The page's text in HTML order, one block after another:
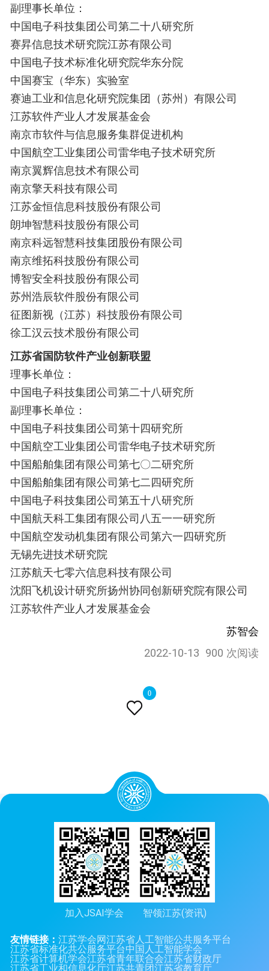

0
副理事长单位：
中国电子科技集团公司第二十八研究所
赛昇信息技术研究院江苏有限公司
中国电子技术标准化研究院华东分院
中国赛宝（华东）实验室
赛迪工业和信息化研究院集团（苏州）有限公司
江苏软件产业人才发展基金会
南京市软件与信息服务集群促进机构
中国航空工业集团公司雷华电子技术研究所
南京翼辉信息技术有限公司
南京擎天科技有限公司
江苏金恒信息科技股份有限公司
朗坤智慧科技股份有限公司
南京科远智慧科技集团股份有限公司
南京维拓科技股份有限公司
博智安全科技股份有限公司
苏州浩辰软件股份有限公司
征图新视（江苏）科技股份有限公司
徐工汉云技术股份有限公司
江苏省国防软件产业创新联盟
理事长单位：
中国电子科技集团公司第二十八研究所
副理事长单位：
中国电子科技集团公司第十四研究所
中国航空工业集团公司雷华电子技术研究所
中国船舶集团有限公司第七〇二研究所
中国船舶集团有限公司第七二四研究所
中国电子科技集团公司第五十八研究所
中国航天科工集团有限公司八五一一研究所
中国航空发动机集团有限公司第六一四研究所
无锡先进技术研究院
江苏航天七零六信息科技有限公司
沈阳飞机设计研究所扬州协同创新研究院有限公司
江苏软件产业人才发展基金会
苏智会
2022-10-13 900 次阅读
加入JSAI学会 智领江苏(资讯)
友情链接：江苏学会网江苏省人工智能公共服务平台
江苏省标准化共公服务平台中国人工智能学会
江苏省计算机学会江苏省青年联合会江苏省财政厅
江苏省工业和信息化厅江苏共青团江苏省教育厅